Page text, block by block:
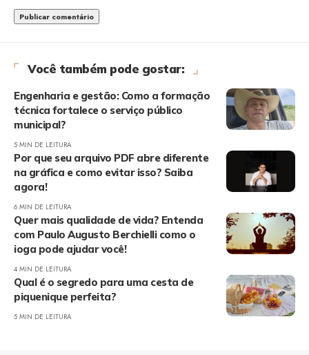
Você também pode gostar:
Engenharia e gestão: Como a formação
técnica fortalece o serviço público
municipal?
5 MIN DE LEITURA
Por que seu arquivo PDF abre diferente
na gráfica e como evitar isso? Saiba
agora!
6 MIN DE LEITURA
Quer mais qualidade de vida? Entenda
com Paulo Augusto Berchielli como o
ioga pode ajudar você!
4 MIN DE LEITURA
Qual é o segredo para uma cesta de
piquenique perfeita?
5 MIN DE LEITURA